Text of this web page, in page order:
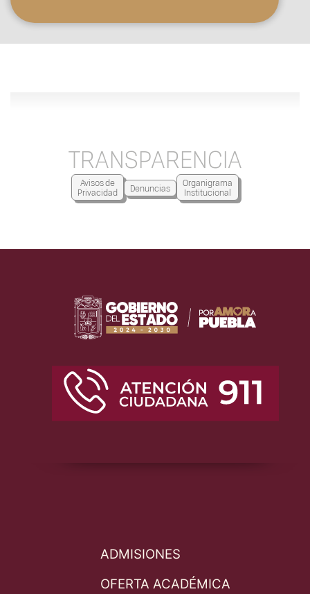
TRANSPARENCIA
Avisos de
Privacidad
Denuncias
Organigrama
Institucional
ADMISIONES
OFERTA ACADÉMICA